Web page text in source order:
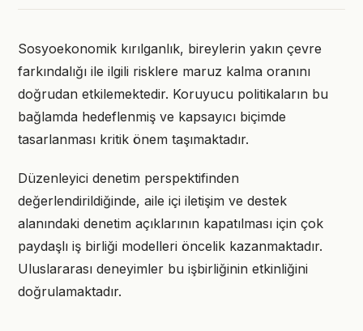
Sosyoekonomik kırılganlık, bireylerin yakın çevre
farkındalığı ile ilgili risklere maruz kalma oranını
doğrudan etkilemektedir. Koruyucu politikaların bu
bağlamda hedeflenmiş ve kapsayıcı biçimde
tasarlanması kritik önem taşımaktadır.
Düzenleyici denetim perspektifinden
değerlendirildiğinde, aile içi iletişim ve destek
alanındaki denetim açıklarının kapatılması için çok
paydaşlı iş birliği modelleri öncelik kazanmaktadır.
Uluslararası deneyimler bu işbirliğinin etkinliğini
doğrulamaktadır.